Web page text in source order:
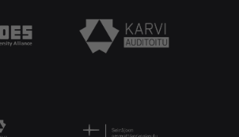
European University Alliance logo
Karvi Auditoitu logo